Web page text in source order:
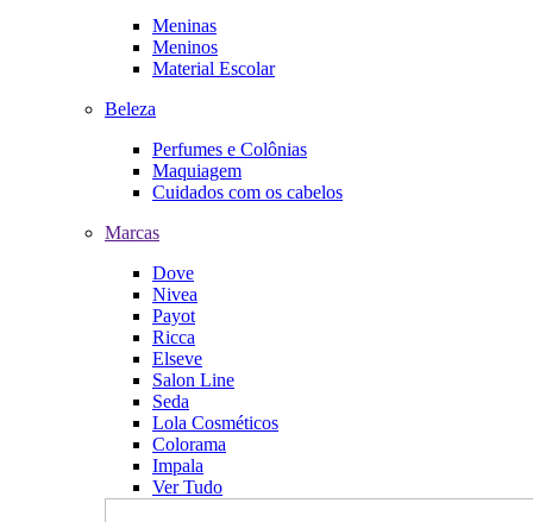
Meninas
Meninos
Material Escolar
Beleza
Perfumes e Colônias
Maquiagem
Cuidados com os cabelos
Marcas
Dove
Nivea
Payot
Ricca
Elseve
Salon Line
Seda
Lola Cosméticos
Colorama
Impala
Ver Tudo